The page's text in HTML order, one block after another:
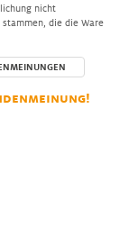
nicht
die die Ware